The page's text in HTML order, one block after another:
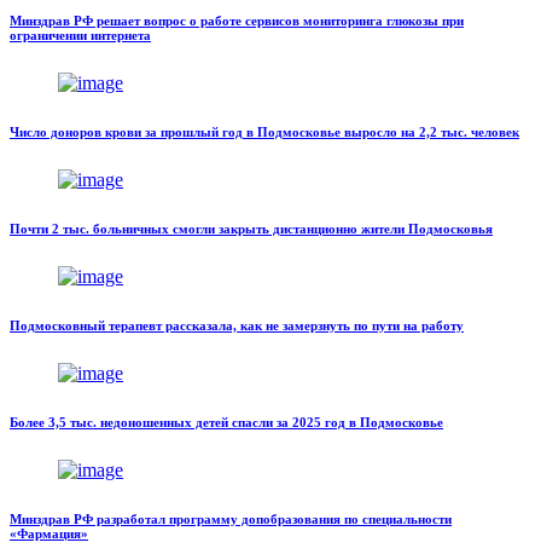
Минздрав РФ решает вопрос о работе сервисов мониторинга глюкозы при
ограничении интернета
Число доноров крови за прошлый год в Подмосковье выросло на 2,2 тыс. человек
Почти 2 тыс. больничных смогли закрыть дистанционно жители Подмосковья
Подмосковный терапевт рассказала, как не замерзнуть по пути на работу
Более 3,5 тыс. недоношенных детей спасли за 2025 год в Подмосковье
Минздрав РФ разработал программу допобразования по специальности
«Фармация»